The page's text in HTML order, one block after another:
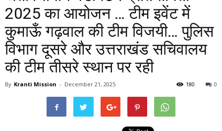
2025 का आयोजन … टीम इवेंट में
कुमाऊँ गढ़वाल की टीम विजयी… पुलिस
विभाग दूसरे और उत्तराखंड सचिवालय
की टीम तीसरे स्थान पर रही
By Kranti Mission - December 21, 2025 0
180